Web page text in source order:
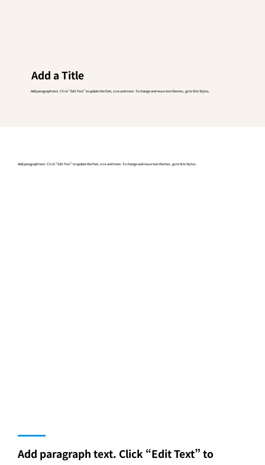
Add a Title
Add paragraph text. Click “Edit Text” to update the font, size and more. To change and reuse text themes, go to Site Styles.
Add paragraph text. Click “Edit Text” to update the font, size and more. To change and reuse text themes, go to Site Styles.
Add paragraph text. Click “Edit Text” to